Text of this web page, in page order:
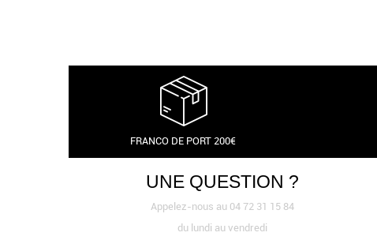
FRANCO DE PORT 200€
UNE QUESTION ?
Appelez-nous au 04 72 31 15 84
du lundi au vendredi